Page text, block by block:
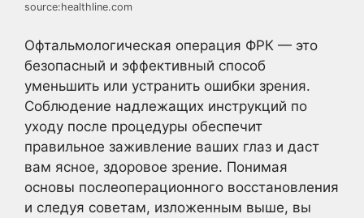
source:healthline.com
Офтальмологическая операция ФРК — это
безопасный и эффективный способ
уменьшить или устранить ошибки зрения.
Соблюдение надлежащих инструкций по
уходу после процедуры обеспечит
правильное заживление ваших глаз и даст
вам ясное, здоровое зрение. Понимая
основы послеоперационного восстановления
и следуя советам, изложенным выше, вы